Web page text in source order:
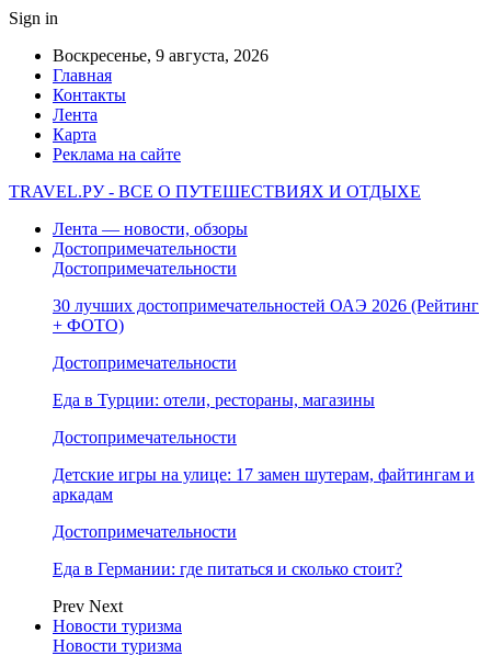
Sign in
Воскресенье, 9 августа, 2026
Главная
Контакты
Лента
Карта
Реклама на сайте
TRAVEL.РУ - ВСЕ О ПУТЕШЕСТВИЯХ И ОТДЫХЕ
Лента — новости, обзоры
Достопримечательности
Достопримечательности
30 лучших достопримечательностей ОАЭ 2026 (Рейтинг
+ ФОТО)
Достопримечательности
Еда в Турции: отели, рестораны, магазины
Достопримечательности
Детские игры на улице: 17 замен шутерам, файтингам и
аркадам
Достопримечательности
Еда в Германии: где питаться и сколько стоит?
Prev Next
Новости туризма
Новости туризма